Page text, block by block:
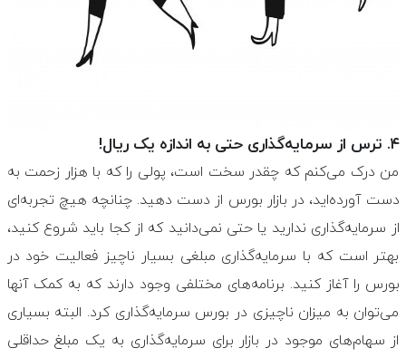
۴. ترس از سرمایه‌گذاری حتی به اندازه یک ریال!
من درک می‌کنم که چقدر سخت است، پولی را که با هزار زحمت به
دست آورده‌اید، در بازار بورس از دست دهید. چنانچه هیچ تجربه‌ای
از سرمایه‌گذاری ندارید یا حتی نمی‌دانید که از کجا باید شروع کنید،
بهتر است که با سرمایه‌گذاری مبلغی بسیار ناچیز فعالیت خود در
بورس را آغاز کنید. برنامه‌های مختلفی وجود دارند که به کمک آنها
می‌توان به میزان ناچیزی در بورس سرمایه‌گذاری کرد. البته بسیاری
از سهام‌های موجود در بازار برای سرمایه‌گذاری به یک مبلغ حداقلی